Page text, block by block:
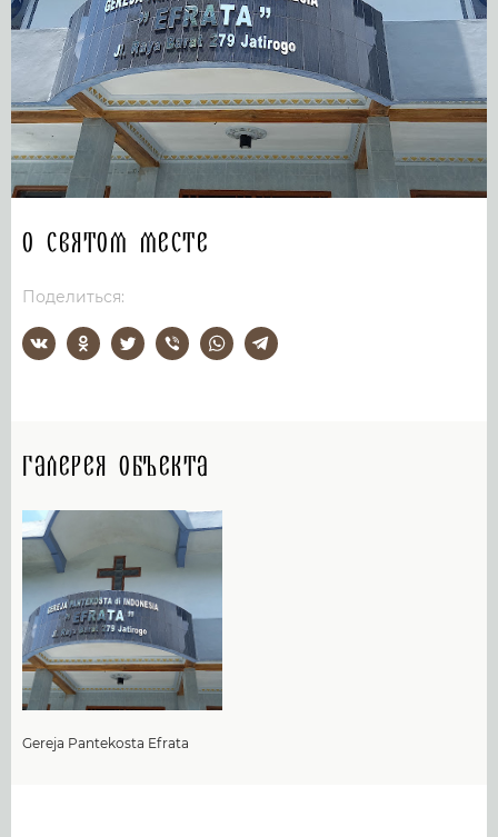
О святом месте
Поделиться:
Галерея объекта
Gereja Pantekosta Efrata